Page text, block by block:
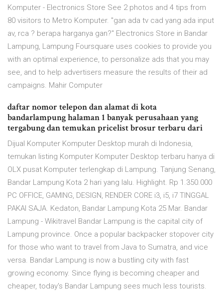
Komputer - Electronics Store See 2 photos and 4 tips from
80 visitors to Metro Komputer. "gan ada tv cad yang ada input
av, rca ? berapa harganya gan?" Electronics Store in Bandar
Lampung, Lampung Foursquare uses cookies to provide you
with an optimal experience, to personalize ads that you may
see, and to help advertisers measure the results of their ad
campaigns. Mahir Computer
daftar nomor telepon dan alamat di kota
bandarlampung halaman 1 banyak perusahaan yang
tergabung dan temukan pricelist brosur terbaru dari
Dijual Komputer Komputer Desktop murah di Indonesia,
temukan listing Komputer Komputer Desktop terbaru hanya di
OLX pusat Komputer terlengkap di Lampung. Tanjung Senang,
Bandar Lampung Kota 2 hari yang lalu. Highlight. Rp 1.350.000
PC OFFICE, GAMING, DESIGN, RENDER CORE i3, i5, i7 TINGGAL
PAKAI SAJA. Kedaton, Bandar Lampung Kota 25 Mar. Bandar
Lampung - Wikitravel Bandar Lampung is the capital city of
Lampung province. Once a popular backpacker stopover city
for those who want to travel from Java to Sumatra, and vice
versa. Bandar Lampung is now a bustling city with fast
growing economy. Since flying is becoming cheaper and
cheaper, today's Bandar Lampung sees much less tourists.